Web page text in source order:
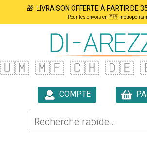
🎁 LIVRAISON OFFERTE À PARTIR DE
Pour les envois en 🇫🇷
🇺🇲 🇲🇫 🇨🇭 🇩🇪
COMPTE